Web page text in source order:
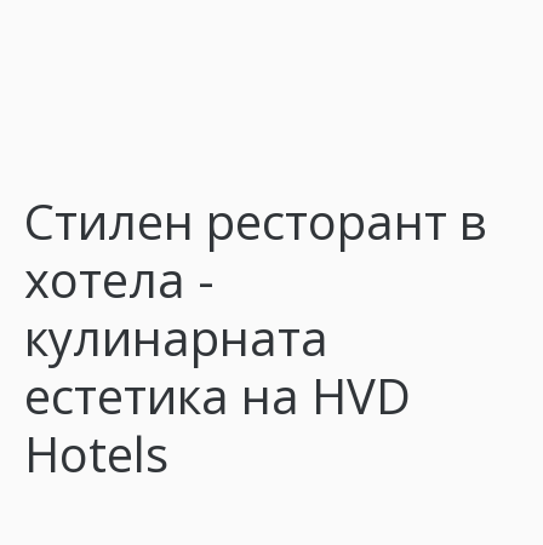
Стилен ресторант в
хотела -
кулинарната
естетика на HVD
Hotels